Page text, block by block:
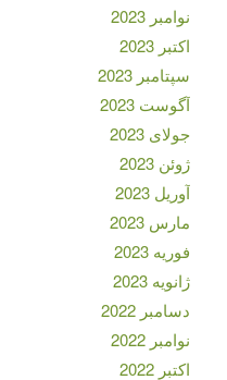
نوامبر 2023
اکتبر 2023
سپتامبر 2023
آگوست 2023
جولای 2023
ژوئن 2023
آوریل 2023
مارس 2023
فوریه 2023
ژانویه 2023
دسامبر 2022
نوامبر 2022
اکتبر 2022